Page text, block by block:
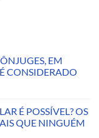
EM
CONSIDERADO
É POSSÍVEL? OS
QUE NINGUÉM